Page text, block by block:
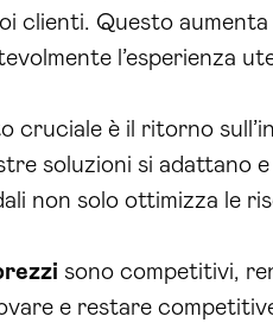
clienti. Questo
l’esperienza
cruciale è il ritorno
soluzioni si adattano
non solo ottimizza le
sono competitivi,
e restare